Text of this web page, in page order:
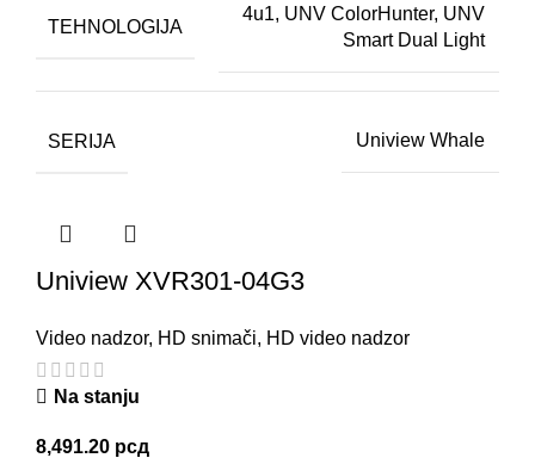
TEHNOLOGIJA
4u1, UNV ColorHunter, UNV
Smart Dual Light
SERIJA Uniview Whale
Uniview XVR301-04G3
Video nadzor, HD snimači, HD video nadzor
Na stanju
8,491.20 рсд